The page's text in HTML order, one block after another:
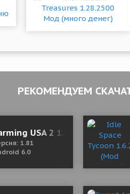
РЕКОМЕНДУЕМ
Mod (полная версия)
USA 2 1.81 (Mod
1.81
6.0